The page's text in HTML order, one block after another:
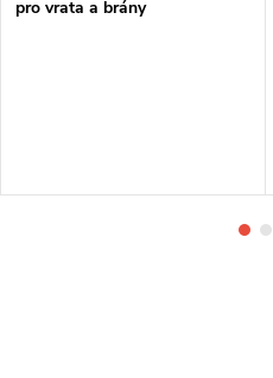
pro vrata a brány